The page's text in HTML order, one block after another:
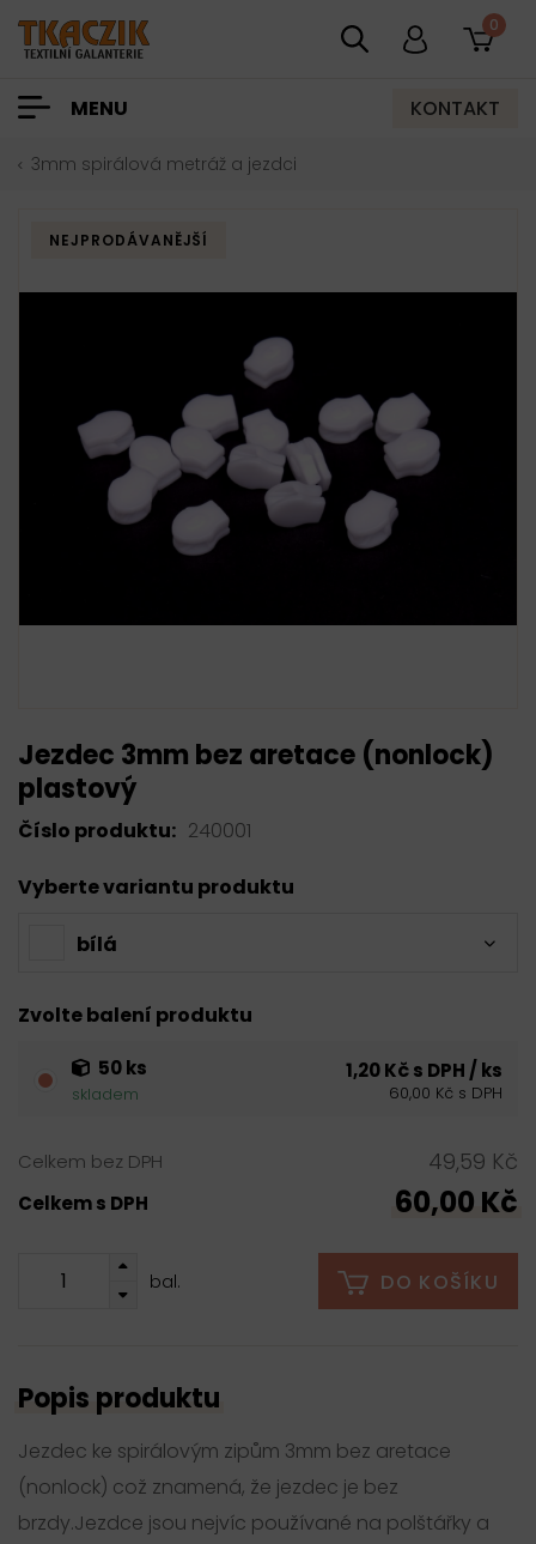
0
MENU KONTAKT
3mm spirálová metráž a jezdci
NEJPRODÁVANĚJŠÍ
Jezdec 3mm bez aretace (nonlock)
plastový
Číslo produktu: 240001
Vyberte variantu produktu
bílá
Zvolte balení produktu
50 ks
skladem
1,20 Kč s DPH / ks
60,00 Kč s DPH
Celkem bez DPH 49,59 Kč
Celkem s DPH 60,00 Kč
bal. DO KOŠÍKU
Popis produktu
Jezdec ke spirálovým zipům 3mm bez aretace
(nonlock) což znamená, že jezdec je bez
brzdy.Jezdce jsou nejvíc používané na polštářky a